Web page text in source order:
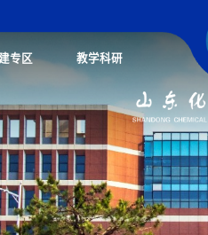
专区 教学科研